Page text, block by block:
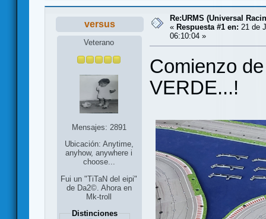
versus
Veterano
Mensajes: 2891
Ubicación: Anytime,
anyhow, anywhere i
choose...
Fui un "TiTaN del eipi"
de Da2©. Ahora en
Mk-troll
Distinciones
Re:URMS (Universal
« Respuesta #1 en: 21 de
06:10:04 »
Comienzo
VERDE...!